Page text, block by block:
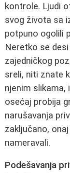
kontrole. Ljudi
svog života sa
potpuno ogolili
Neretko se
zajedničkog
sreli, niti znate
njenim
osećaj probija
narušavanja
zaključano,
nameravali.
Podešavanja